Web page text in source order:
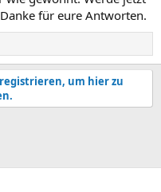
für eure Antworten.
um hier zu